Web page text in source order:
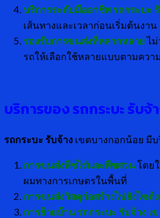
บริการระดับมืออาชีพ รถกระบะ
เส้นทางและเวลาก่อนเริ่มต้นงาน
รองรับการขนส่งที่หลากหลายไม่
รถให้เลือกใช้หลายแบบตามควา
บริการของ รถกระบะ รับ
รถกระบะ รับจ้าง เขตบางกอกน้อย มี
การขนส่งพืชไร่และพืชสวนโดย
ผมทางการเกษตรในพื้นที่
การขนส่งวัสดุก่อสร้างไปยังไซต์
การย้ายบ้าน รถกระบะ รับจ้าง เ